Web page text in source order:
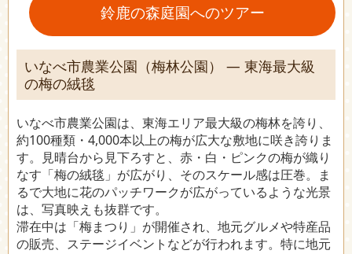
鈴鹿の森庭園へのツアー
いなべ市農業公園（梅林公園） ― 東海最大級
の梅の絨毯
いなべ市農業公園は、東海エリア最大級の梅林を誇り、
約100種類・4,000本以上の梅が広大な敷地に咲き誇りま
す。見晴台から見下ろすと、赤・白・ピンクの梅が織り
なす「梅の絨毯」が広がり、そのスケール感は圧巻。ま
るで大地に花のパッチワークが広がっているような光景
は、写真映えも抜群です。
滞在中は「梅まつり」が開催され、地元グルメや特産品
の販売、ステージイベントなどが行われます。特に地元